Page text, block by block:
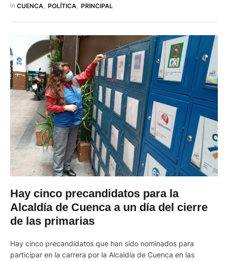
Democrática (ID) (Lista 12), que, según Solano, no cumplió
In CUENCA POLÍTICA PRINCIPAL
Hay cinco precandidatos para la
Alcaldía de Cuenca a un día del cierre
de las primarias
Hay cinco precandidatos que han sido nominados para
participar en la carrera por la Alcaldía de Cuenca en las